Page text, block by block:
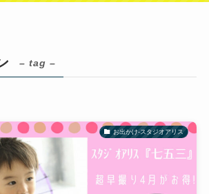
– tag –
お出かけ-スタジオアリス